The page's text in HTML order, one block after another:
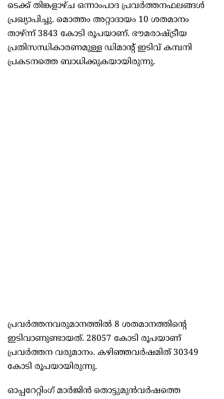
ടെക്ക് തിങ്കളാഴ്ച ഒന്നാംപാദ പ്രവര്‍ത്തനഫലങ്ങള്‍
പ്രഖ്യാപിച്ചു. മൊത്തം അറ്റാദായം 10 ശതമാനം
താഴ്ന്ന് 3843 കോടി രൂപയാണ്. ഭൗമരാഷ്ട്രീയ
പ്രതിസന്ധികാരണമുള്ള ഡിമാന്റ് ഇടിവ് കമ്പനി
പ്രകടനത്തെ ബാധിക്കുകയായിരുന്നു.
പ്രവര്‍ത്തനവരുമാനത്തില്‍ 8 ശതമാനത്തിന്റെ
ഇടിവാണുണ്ടായത്. 28057 കോടി രൂപയാണ്
പ്രവര്‍ത്തന വരുമാനം. കഴിഞ്ഞവര്‍ഷമിത് 30349
കോടി രൂപയായിരുന്നു.
ഓപ്പറേറ്റിംഗ് മാര്‍ജിന്‍ തൊട്ടുമുന്‍വര്‍ഷത്തെ